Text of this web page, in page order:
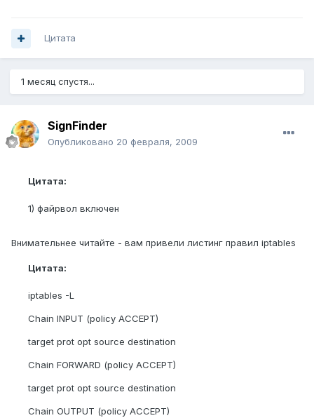
Цитата
1 месяц спустя...
SignFinder
Опубликовано 20 февраля, 2009
Цитата:
1) файрвол включен
Внимательнее читайте - вам привели листинг правил iptables
Цитата:
iptables -L
Chain INPUT (policy ACCEPT)
target prot opt source destination
Chain FORWARD (policy ACCEPT)
target prot opt source destination
Chain OUTPUT (policy ACCEPT)